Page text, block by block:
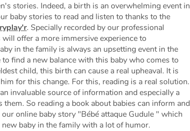
stories. Indeed, a birth is an overwhelming event in
baby stories to read and listen to thanks to the
. Specially recorded by our professional
offer a more immersive experience to
in the family is always an upsetting event in the
find a new balance with this baby who comes to
child, this birth can cause a real upheaval. It is
for this change. For this, reading is a real solution.
invaluable source of information and especially a
So reading a book about babies can inform and
online baby story "Bébé attaque Gudule " which
baby in the family with a lot of humor.